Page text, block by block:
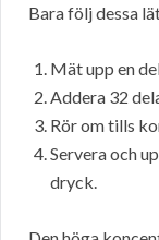
Bara följ dessa
Mät upp en
Addera 32
Rör om tills
Servera och
dryck.